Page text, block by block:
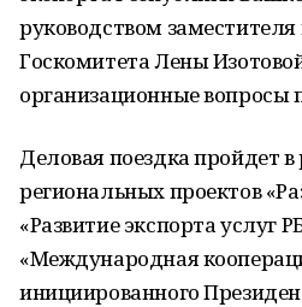
руководством
Госкомитета Лены
организационные вопросы
Деловая поездка пройдет
региональных проектов
«Развитие экспорта услуг
«Международная
инициированного